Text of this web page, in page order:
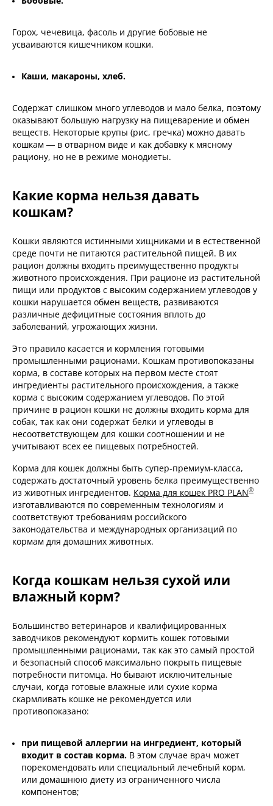
Горох, чечевица, фасоль и другие бобовые не
усваиваются кишечником кошки.
Каши, макароны, хлеб.
Содержат слишком много углеводов и мало белка, поэтому
оказывают большую нагрузку на пищеварение и обмен
веществ. Некоторые крупы (рис, гречка) можно давать
кошкам — в отварном виде и как добавку к мясному
рациону, но не в режиме монодиеты.
Какие корма нельзя давать
кошкам?
Кошки являются истинными хищниками и в естественной
среде почти не питаются растительной пищей. В их
рацион должны входить преимущественно продукты
животного происхождения. При рационе из растительной
пищи или продуктов с высоким содержанием углеводов у
кошки нарушается обмен веществ, развиваются
различные дефицитные состояния вплоть до
заболеваний, угрожающих жизни.
Это правило касается и кормления готовыми
промышленными рационами. Кошкам противопоказаны
корма, в составе которых на первом месте стоят
ингредиенты растительного происхождения, а также
корма с высоким содержанием углеводов. По этой
причине в рацион кошки не должны входить корма для
собак, так как они содержат белки и углеводы в
несоответствующем для кошки соотношении и не
учитывают всех ее пищевых потребностей.
Корма для кошек должны быть супер-премиум-класса,
содержать достаточный уровень белка преимущественно
из животных ингредиентов. Корма для кошек PRO PLAN®
изготавливаются по современным технологиям и
соответствуют требованиям российского
законодательства и международных организаций по
кормам для домашних животных.
Когда кошкам нельзя сухой или
влажный корм?
Большинство ветеринаров и квалифицированных
заводчиков рекомендуют кормить кошек готовыми
промышленными рационами, так как это самый простой
и безопасный способ максимально покрыть пищевые
потребности питомца. Но бывают исключительные
случаи, когда готовые влажные или сухие корма
скармливать кошке не рекомендуется или
противопоказано:
при пищевой аллергии на ингредиент, который
входит в состав корма. В этом случае врач может
порекомендовать или специальный лечебный корм,
или домашнюю диету из ограниченного числа
компонентов;